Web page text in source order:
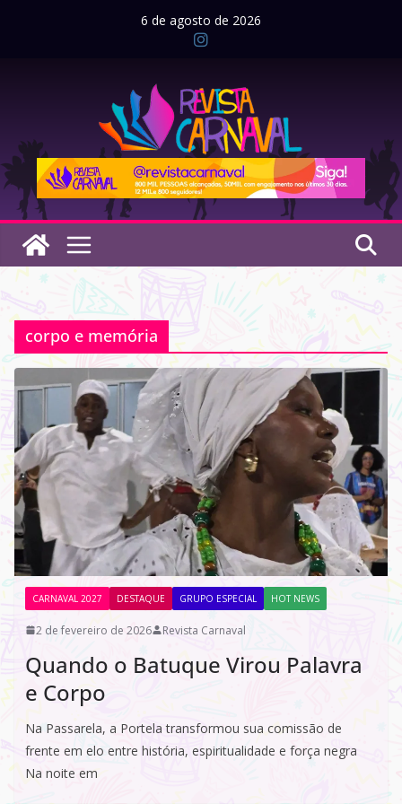
6 de agosto de 2026
corpo e memória
CARNAVAL 2027 DESTAQUE GRUPO ESPECIAL HOT NEWS
2 de fevereiro de 2026 Revista Carnaval
Quando o Batuque Virou Palavra
e Corpo
Na Passarela, a Portela transformou sua comissão de
frente em elo entre história, espiritualidade e força negra
Na noite em